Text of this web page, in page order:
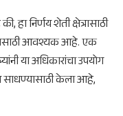
हा निर्णय शेती क्षेत्रासाठी
आवश्यक आहे. एक
या अधिकारांचा उपयोग
साधण्यासाठी केला आहे,